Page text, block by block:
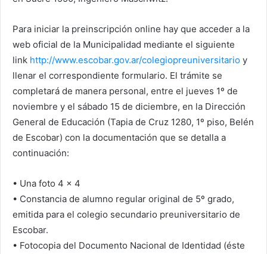
Para iniciar la preinscripción online hay que acceder a la
web oficial de la Municipalidad mediante el siguiente
link http://www.escobar.gov.ar/colegiopreuniversitario y
llenar el correspondiente formulario. El trámite se
completará de manera personal, entre el jueves 1º de
noviembre y el sábado 15 de diciembre, en la Dirección
General de Educación (Tapia de Cruz 1280, 1º piso, Belén
de Escobar) con la documentación que se detalla a
continuación:
• Una foto 4 x 4
• Constancia de alumno regular original de 5º grado,
emitida para el colegio secundario preuniversitario de
Escobar.
• Fotocopia del Documento Nacional de Identidad (éste